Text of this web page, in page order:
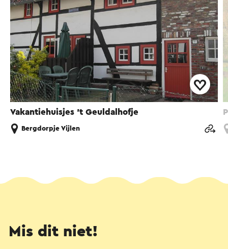
Vakantiehuisjes ’t Geuldalhofje
Bergdorpje Vijlen
Mis dit niet!